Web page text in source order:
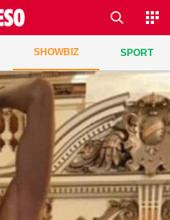
SHOWBIZ SPORT